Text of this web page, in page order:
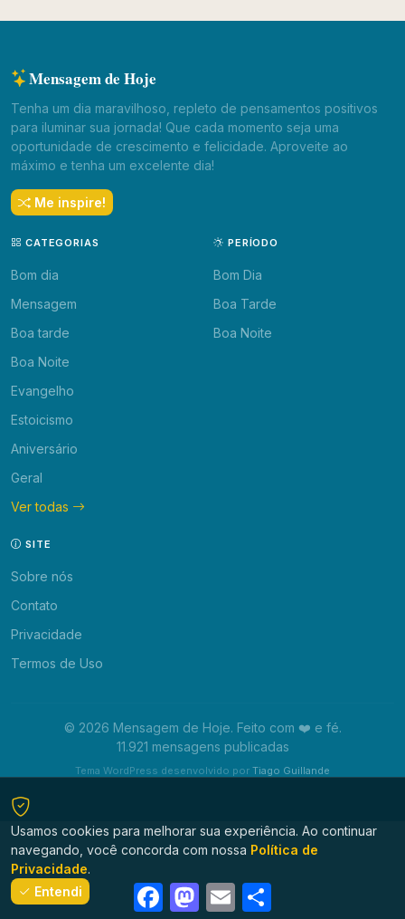
Mensagem de Hoje
Tenha um dia maravilhoso, repleto de pensamentos positivos
para iluminar sua jornada! Que cada momento seja uma
oportunidade de crescimento e felicidade. Aproveite ao
máximo e tenha um excelente dia!
Me inspire!
CATEGORIAS
Bom dia
Mensagem
Boa tarde
Boa Noite
Evangelho
Estoicismo
Aniversário
Geral
Ver todas
PERÍODO
Bom Dia
Boa Tarde
Boa Noite
SITE
Sobre nós
Contato
Privacidade
Termos de Uso
© 2026 Mensagem de Hoje. Feito com ❤️ e fé.
11.921 mensagens publicadas
Tema WordPress desenvolvido por Tiago Guillande
Usamos cookies para melhorar sua experiência. Ao continuar
navegando, você concorda com nossa Política de
Privacidade.
Entendi
FacebookMastodon
Email